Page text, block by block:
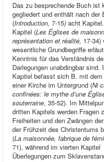
Das zu besprechende Buch ist
gegliedert und enthält nach der
(Introduction,7-15)acht
Kapitel (Les Églises de
représentation et réalité, 17-34)
wesentliche Grundbegriffe
Kenntnis für das Verständnis
Darlegungen unabdingbar sind.
Kapitel befasst sich B. mit
einer Kirche im Untergrund (Ni
confinées: le mythe d’une
souterraine, 35-52). Im
dritten Kapitels werden Fragen
Freiheiten und den Zwängen
der Frühzeit des Christentums
(La maisonnée, fabrique de
71), während im vierten Kapitel
Überlegungen zum